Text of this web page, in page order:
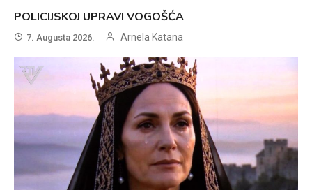
POLICIJSKOJ UPRAVI VOGOŠĆA
7. Augusta 2026. Arnela Katana